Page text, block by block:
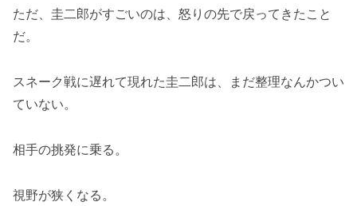
ただ、圭二郎がすごいのは、怒りの先で戻ってきたこと
だ。
スネーク戦に遅れて現れた圭二郎は、まだ整理なんかつい
ていない。
相手の挑発に乗る。
視野が狭くなる。